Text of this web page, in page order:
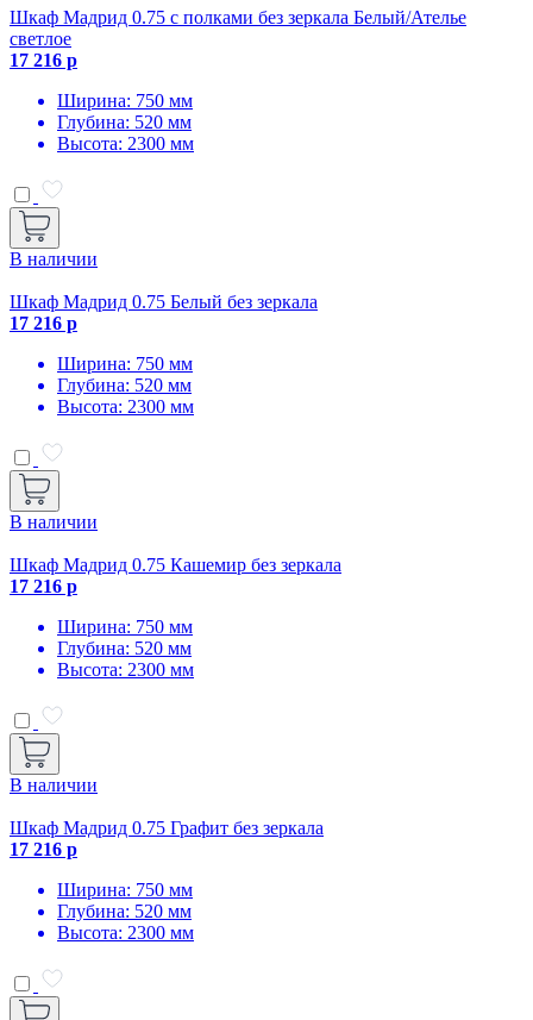
Шкаф Мадрид 0.75 с полками без зеркала Белый/Ателье
светлое
17 216 р
Ширина: 750 мм
Глубина: 520 мм
Высота: 2300 мм
В наличии
Шкаф Мадрид 0.75 Белый без зеркала
17 216 р
Ширина: 750 мм
Глубина: 520 мм
Высота: 2300 мм
В наличии
Шкаф Мадрид 0.75 Кашемир без зеркала
17 216 р
Ширина: 750 мм
Глубина: 520 мм
Высота: 2300 мм
В наличии
Шкаф Мадрид 0.75 Графит без зеркала
17 216 р
Ширина: 750 мм
Глубина: 520 мм
Высота: 2300 мм